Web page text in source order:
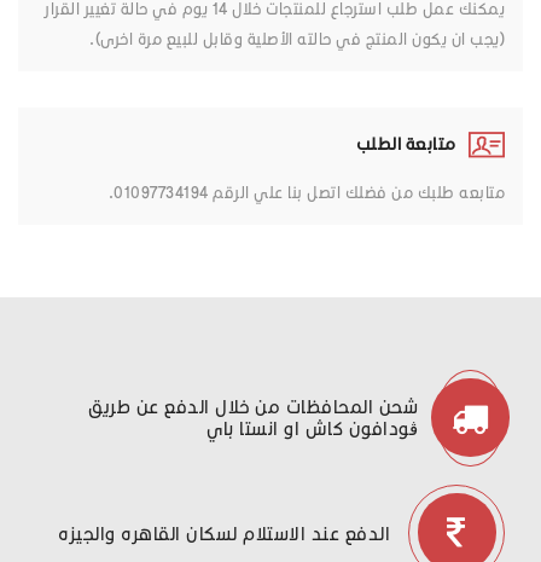
يمكنك عمل طلب استرجاع للمنتجات خلال 14 يوم في حالة تغيير القرار
(يجب ان يكون المنتج في حالته الأصلية وقابل للبيع مرة اخرى).
متابعة الطلب
متابعه طلبك من فضلك اتصل بنا علي الرقم 01097734194.
شحن المحافظات من خلال الدفع عن طريق
ڤودافون كاش او انستا باي
الدفع عند الاستلام لسكان القاهره والجيزه